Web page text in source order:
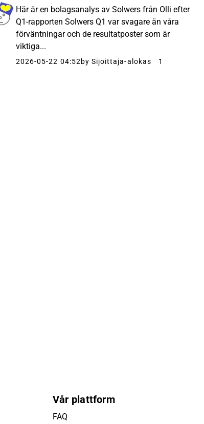
Här är en bolagsanalys av Solwers från Olli efter
Q1-rapporten Solwers Q1 var svagare än våra
förväntningar och de resultatposter som är
viktiga...
2026-05-22 04:52 by Sijoittaja-alokas 1
Vår plattform
FAQ